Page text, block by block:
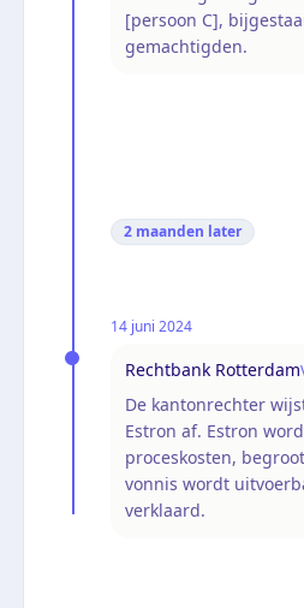
[persoon C],
gemachtigden.
2 maanden later
14 juni 2024
Rechtbank Rotterdam
De kantonrechter
Estron af. Estron
proceskosten,
vonnis wordt
verklaard.